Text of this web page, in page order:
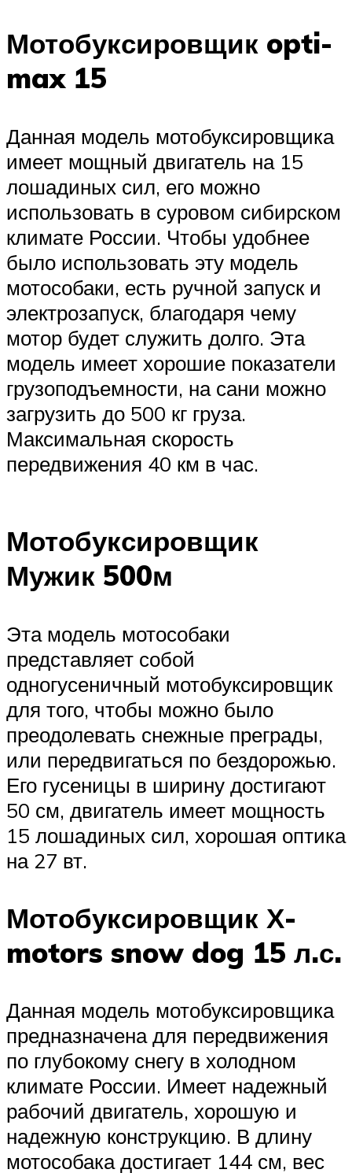
Мотобуксировщик opti-
max 15
Данная модель мотобуксировщика
имеет мощный двигатель на 15
лошадиных сил, его можно
использовать в суровом сибирском
климате России. Чтобы удобнее
было использовать эту модель
мотособаки, есть ручной запуск и
электрозапуск, благодаря чему
мотор будет служить долго. Эта
модель имеет хорошие показатели
грузоподъемности, на сани можно
загрузить до 500 кг груза.
Максимальная скорость
передвижения 40 км в час.
Мотобуксировщик
Мужик 500м
Эта модель мотособаки
представляет собой
одногусеничный мотобуксировщик
для того, чтобы можно было
преодолевать снежные преграды,
или передвигаться по бездорожью.
Его гусеницы в ширину достигают
50 см, двигатель имеет мощность
15 лошадиных сил, хорошая оптика
на 27 вт.
Мотобуксировщик Х-
motors snow dog 15 л.с.
Данная модель мотобуксировщика
предназначена для передвижения
по глубокому снегу в холодном
климате России. Имеет надежный
рабочий двигатель, хорошую и
надежную конструкцию. В длину
мотособака достигает 144 см, вес